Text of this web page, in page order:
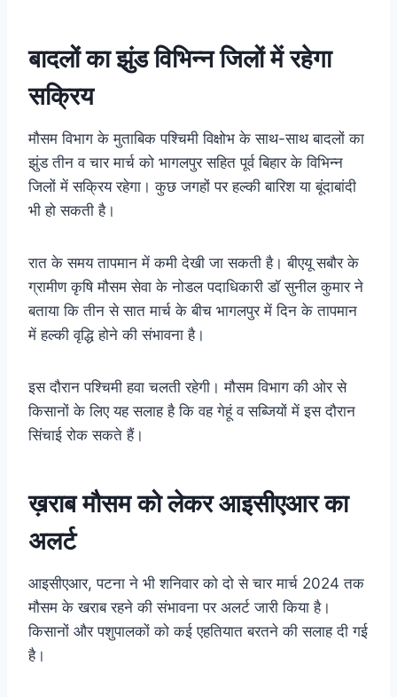
बादलों का झुंड विभिन्न जिलों में रहेगा
सक्रिय
मौसम विभाग के मुताबिक पश्चिमी विक्षोभ के साथ-साथ बादलों का
झुंड तीन व चार मार्च को भागलपुर सहित पूर्व बिहार के विभिन्न
जिलों में सक्रिय रहेगा। कुछ जगहों पर हल्की बारिश या बूंदाबांदी
भी हो सकती है।
रात के समय तापमान में कमी देखी जा सकती है। बीएयू सबौर के
ग्रामीण कृषि मौसम सेवा के नोडल पदाधिकारी डॉ सुनील कुमार ने
बताया कि तीन से सात मार्च के बीच भागलपुर में दिन के तापमान
में हल्की वृद्धि होने की संभावना है।
इस दौरान पश्चिमी हवा चलती रहेगी। मौसम विभाग की ओर से
किसानों के लिए यह सलाह है कि वह गेहूं व सब्जियों में इस दौरान
सिंचाई रोक सकते हैं।
ख़राब मौसम को लेकर आइसीएआर का
अलर्ट
आइसीएआर, पटना ने भी शनिवार को दो से चार मार्च 2024 तक
मौसम के खराब रहने की संभावना पर अलर्ट जारी किया है।
किसानों और पशुपालकों को कई एहतियात बरतने की सलाह दी गई
है।